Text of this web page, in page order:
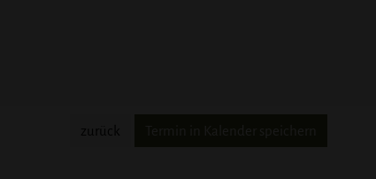
zurück